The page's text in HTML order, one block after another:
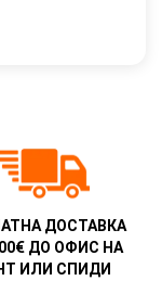
ДОСТАВКА
ДО ОФИС НА
ИЛИ СПИДИ